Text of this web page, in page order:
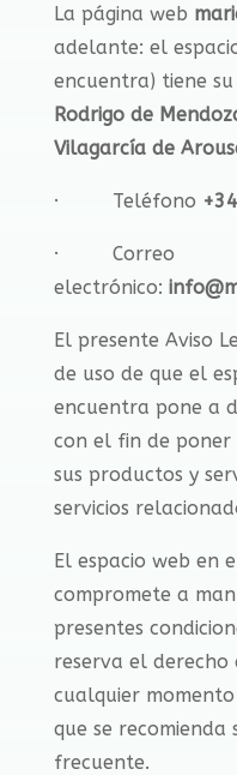
La página web
adelante: el
encuentra) tiene
Rodrigo de
Vilagarcía de
· Teléfono
· Correo
electrónico:
El presente Aviso
de uso de que el
encuentra pone a
con el fin de poner
sus productos y
servicios
El espacio web en
compromete a
presentes
reserva el derecho
cualquier
que se
frecuente.